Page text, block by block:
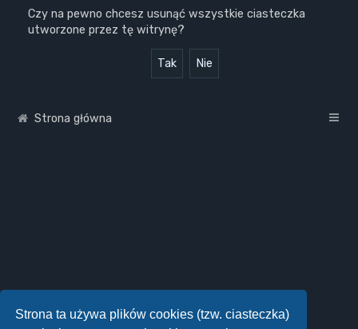
Strona ta używa plików cookies (tzw. ciasteczka)
Czy na pewno chcesz usunąć wszystkie ciasteczka
utworzone przez tę witrynę?
Strona główna